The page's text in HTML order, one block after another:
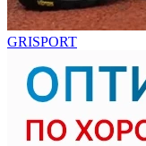
GRISPORT